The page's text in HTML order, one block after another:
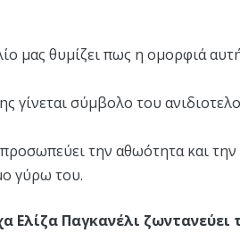
μας θυμίζει πως η ομορφιά
γίνεται σύμβολο του
την αθωότητα και την
γύρω του.
Ελίζα Παγκανέλι ζωντανεύει